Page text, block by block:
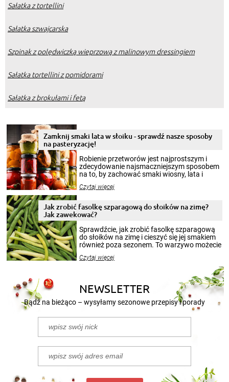
Sałatka z tortellini
Sałatka szwajcarska
Szpinak z polędwiczką wieprzową z malinowym dressingiem
Sałatka tortellini z pomidorami
Sałatka z brokułami i fetą
Zamknij smaki lata w słoiku - sprawdź nasze sposoby
na pasteryzację!
Robienie przetworów jest najprostszym i
zdecydowanie najsmaczniejszym sposobem
na to, by zachować smaki wiosny, lata i
krajobrazów, by cieszyć nimi oko w sezonie
pełni poczuć atmosferę cieplejszych
miesięcy. Przygotowanie słoików ze
patenty, które pozwolą zachować świeżość
przetworów.
Czytaj więcej
Jak zrobić fasolkę szparagową do słoików na zimę?
Jak zawekować?
Sprawdźcie, jak zrobić fasolkę szparagową
do słoików na zimę i cieszyć się jej smakiem
również poza sezonem. To warzywo możecie
nasze propozycje!
Czytaj więcej
NEWSLETTER
Bądź na bieżąco – wysyłamy sezonowe przepisy i porady